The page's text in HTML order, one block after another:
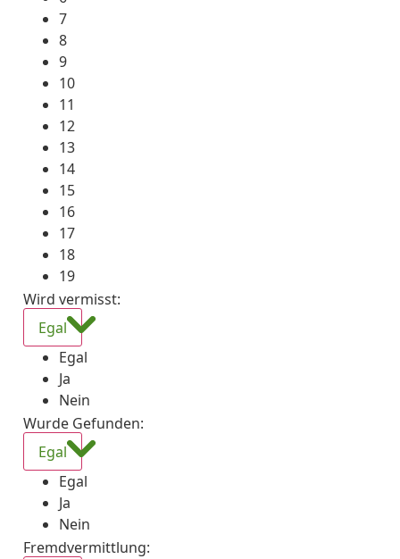
7
8
9
10
11
12
13
14
15
16
17
18
19
Wird vermisst:
Egal
Egal
Ja
Nein
Wurde Gefunden:
Egal
Egal
Ja
Nein
Fremdvermittlung: